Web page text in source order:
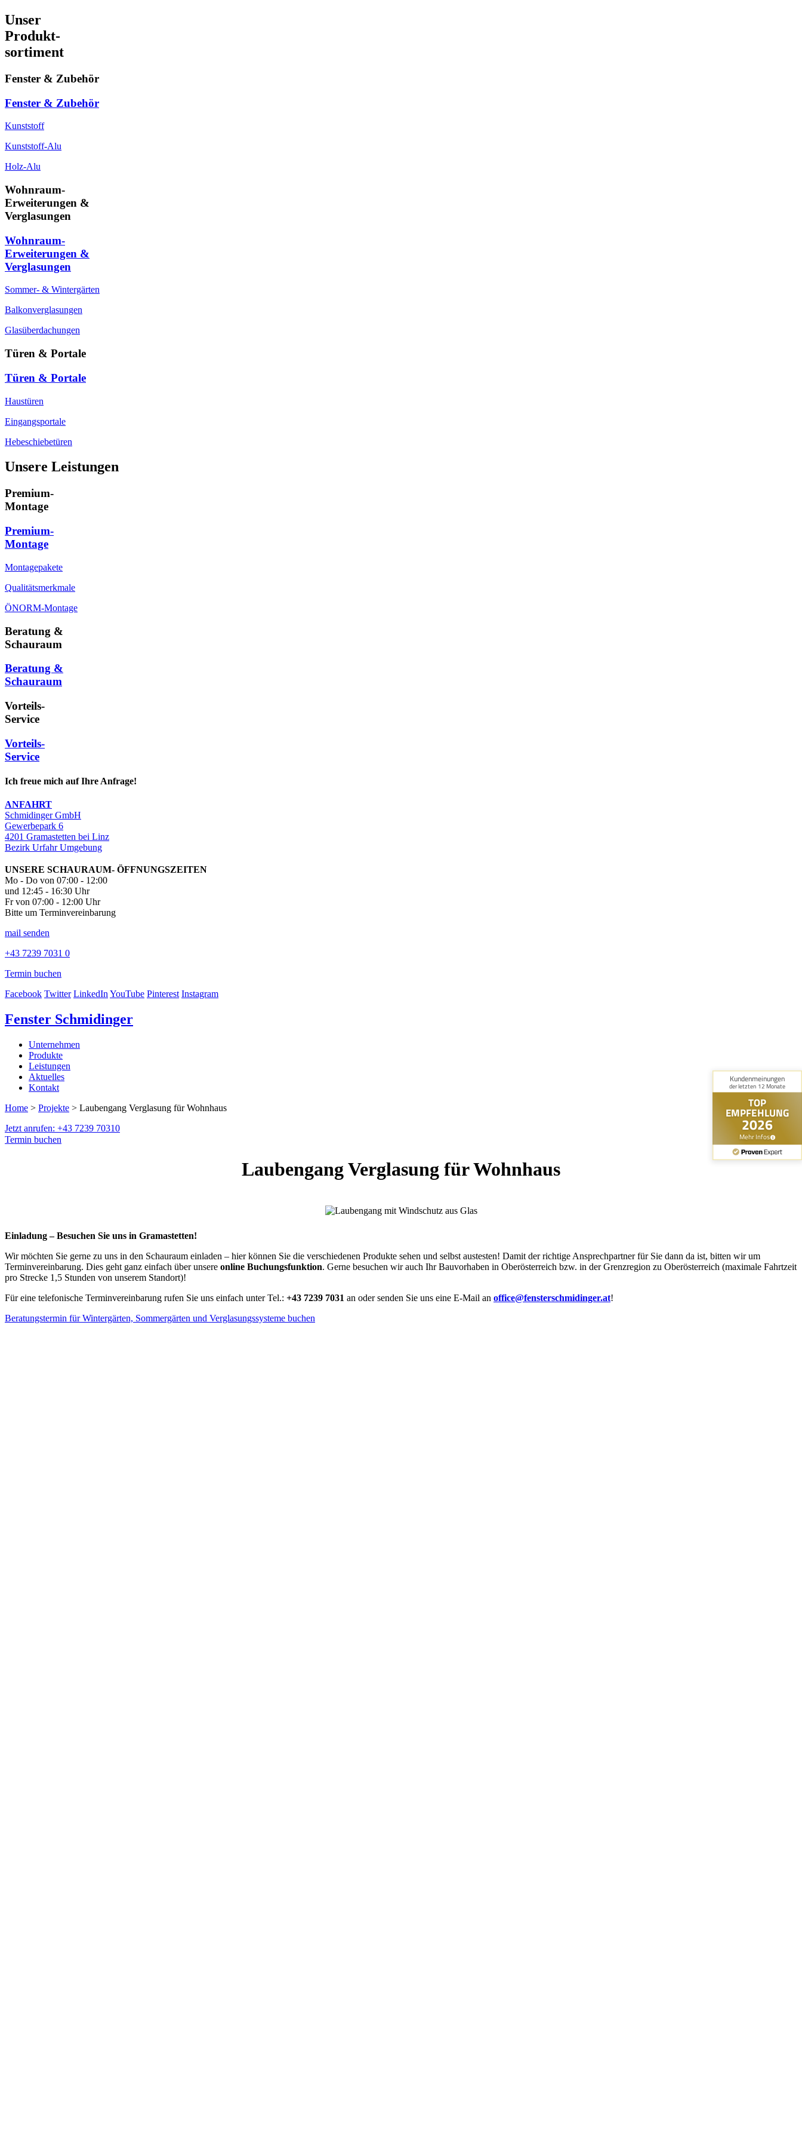
Unser
Produkt-
sortiment
Fenster & Zubehör
Fenster & Zubehör
Kunststoff
Kunststoff-Alu
Holz-Alu
Wohnraum-
Erweiterungen &
Verglasungen
Wohnraum-
Erweiterungen &
Verglasungen
Sommer- & Wintergärten
Balkonverglasungen
Glasüberdachungen
Türen & Portale
Türen & Portale
Haustüren
Eingangsportale
Hebeschiebetüren
Unsere Leistungen
Premium-
Montage
Premium-
Montage
Montagepakete
Qualitätsmerkmale
ÖNORM-Montage
Beratung &
Schauraum
Beratung &
Schauraum
Vorteils-
Service
Vorteils-
Service
Ich freue mich auf Ihre Anfrage!
ANFAHRT
Schmidinger GmbH
Gewerbepark 6
4201 Gramastetten bei Linz
Bezirk Urfahr Umgebung
UNSERE SCHAURAUM- ÖFFNUNGSZEITEN
Mo - Do von 07:00 - 12:00
und 12:45 - 16:30 Uhr
Fr von 07:00 - 12:00 Uhr
Bitte um Terminvereinbarung
mail senden
+43 7239 7031 0
Termin buchen
Facebook Twitter LinkedInYouTube Pinterest Instagram
Fenster Schmidinger
Unternehmen
Produkte
Leistungen
Aktuelles
Kontakt
Home > Projekte > Laubengang Verglasung für Wohnhaus
Jetzt anrufen: +43 7239 70310
Termin buchen
Laubengang Verglasung für Wohnhaus
Einladung – Besuchen Sie uns in Gramastetten!
Wir möchten Sie gerne zu uns in den Schauraum einladen – hier können Sie die verschiedenen Produkte sehen und selbst austesten! Damit der richtige Ansprechpartner für Sie dann da ist, bitten wir um
Terminvereinbarung. Dies geht ganz einfach über unsere online Buchungsfunktion. Gerne besuchen wir auch Ihr Bauvorhaben in Oberösterreich bzw. in der Grenzregion zu Oberösterreich (maximale Fahrtzeit
pro Strecke 1,5 Stunden von unserem Standort)!
Für eine telefonische Terminvereinbarung rufen Sie uns einfach unter Tel.: +43 7239 7031 an oder senden Sie uns eine E-Mail an office@fensterschmidinger.at!
Beratungstermin für Wintergärten, Sommergärten und Verglasungssysteme buchen